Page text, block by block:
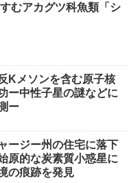
むアカグツ科魚類「シ
Kメソンを含む原子核
ー中性子星の謎などに
ー
ージー州の住宅に落下
原的な炭素質小惑星に
の痕跡を発見